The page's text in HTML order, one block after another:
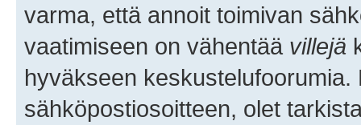
varma, että annoit toimivan
vaatimiseen on vähentää villejä
hyväkseen
sähköpostiosoitteen, olet